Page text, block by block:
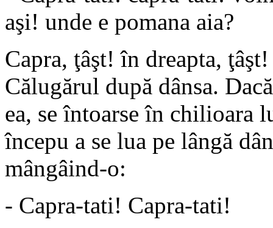
aşi! unde e pomana aia?
Capra, ţâşt! în dreapta,
Călugărul după dânsa.
ea, se întoarse în chilioara
începu a se lua pe lângă
mângâind-o:
- Capra-tati! Capra-tati!